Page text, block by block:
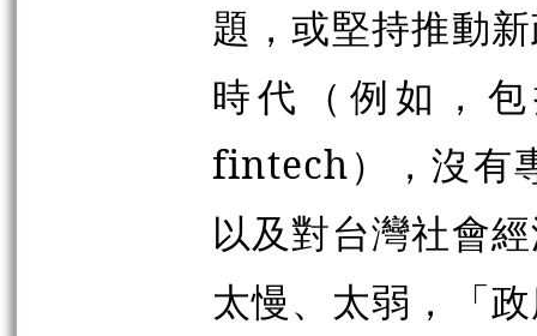
題，或堅持推動
時代（例如，
fintech），沒有
以及對台灣社會
太慢、太弱，「